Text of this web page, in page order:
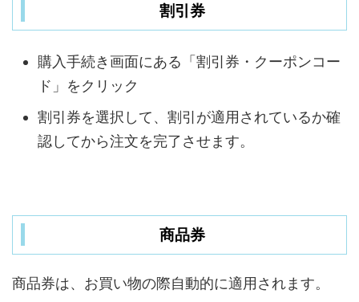
割引券
購入手続き画面にある「割引券・クーポンコー
ド」をクリック
割引券を選択して、割引が適用されているか確
認してから注文を完了させます。
商品券
商品券は、お買い物の際自動的に適用されます。